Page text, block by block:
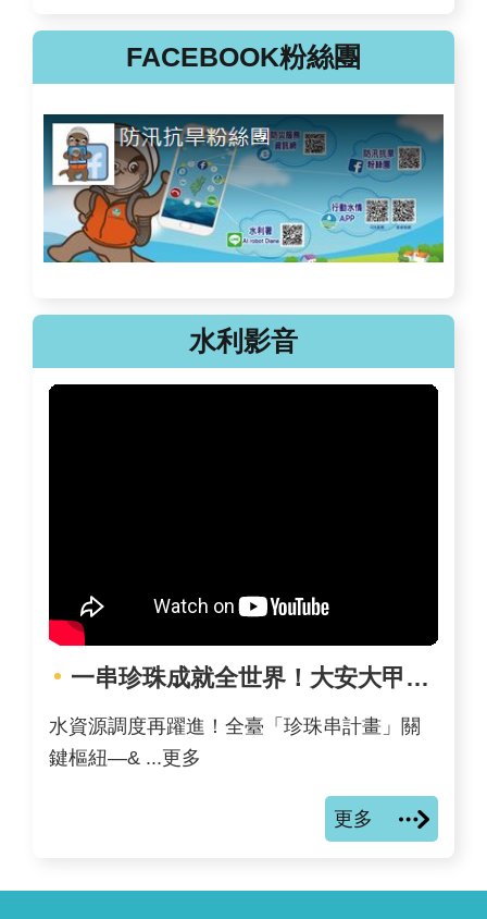
FACEBOOK粉絲團
水利影音
一串珍珠成就全世界！大安大甲溪聯通管提前半年通水 打造中部堅實水網路 💧
水資源調度再躍進！全臺「珍珠串計畫」關
鍵樞紐—& ...更多
更多